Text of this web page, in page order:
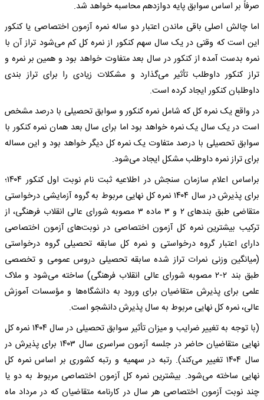
صرفاً بر اساس سوابق پایه دوازدهم محاسبه خواهد شد.
اما چالش اصلی باقی ماندن اعتبار دو ساله نمره آزمون اختصاصی یا کنکور
این است که وقتی در یک سال سهم کنکور از نمره کل کم می‌شود تراز آن با
نمره بدست آمده از کنکور در سال بعد متفاوت خواهد بود و همین بر نمره و
تراز کنکور داوطلب تأثیر می‌گذارد و مشکلات زیادی را برای تراز بندی
داوطلبان کنکور ایجاد کرده است.
در واقع یک نمره کل که شامل نمره کنکور و سوابق تحصیلی با درصد مشخص
است در یک سال یک نمره خواهد بود اما برای سال بعد همان نمره کنکور با
سوابق تحصیلی با درصد متفاوت یک نمره کل دیگر خواهد بود و این مساله
برای تراز نمره داوطلب مشکل ایجاد می‌شود.
براساس اعلام سازمان سنجش در اطلاعیه ثبت نام نوبت اول کنکور ۱۴۰۴؛
برای پذیرش در سال ۱۴۰۴ نمره کل نهایی مربوط به گروه آزمایشی درخواستی
متقاضی طبق بندهای ۲ و ۳ ماده ۳ مصوبه شورای عالی انقلاب فرهنگی، از
ترکیب بیشترین نمره کل آزمون اختصاصی در نوبت‌های آزمون اختصاصی
دارای اعتبار گروه درخواستی و نمره کل سابقه تحصیلی گروه درخواستی
(میانگین وزنی نمرات تراز شده سابقه تحصیلی دروس عمومی و تخصصی
طبق بند ۲-۲ مصوبه شورای عالی انقلاب فرهنگی) ساخته می‌شود و ملاک
علمی برای پذیرش متقاضیان برای ورود به دانشگاه‌ها و مؤسسات آموزش
عالی، نمره کل نهایی مربوط به سال پذیرش دانشجو است.
(با توجه به تغییر ضرایب و میزان تأثیر سوابق تحصیلی در سال ۱۴۰۴ نمره کل
نهایی متقاضیان حاضر در جلسه آزمون سراسری سال ۱۴۰۳ برای پذیرش در
سال ۱۴۰۴ تغییر می‌کند). رتبه در سهمیه و رتبه کشوری بر اساس نمره کل
نهایی ساخته می‌شود. بیشترین نمره کل آزمون اختصاصی مربوط به دو یا
چند نوبت آزمون اختصاصی هر سال در کارنامه متقاضیان که در مرداد ماه